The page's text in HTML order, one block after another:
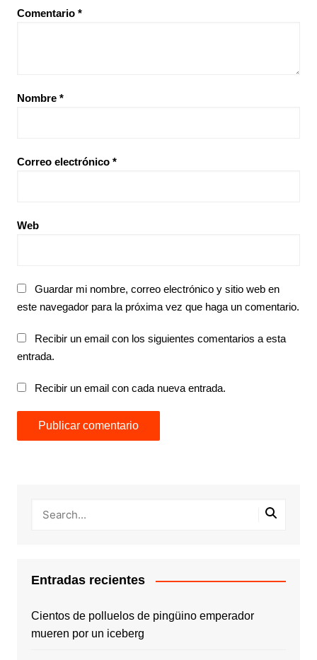
Comentario *
Nombre *
Correo electrónico *
Web
Guardar mi nombre, correo electrónico y sitio web en
este navegador para la próxima vez que haga un comentario.
Recibir un email con los siguientes comentarios a esta
entrada.
Recibir un email con cada nueva entrada.
Entradas recientes
Cientos de polluelos de pingüino emperador
mueren por un iceberg